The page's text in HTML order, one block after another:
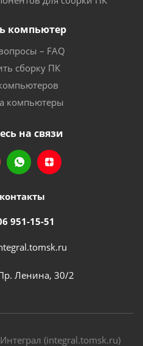
компьютер
– FAQ
сборку ПК
компьютеры
на связи
951-15-51
Ленина, 30/2
(integral.tomsk.ru)